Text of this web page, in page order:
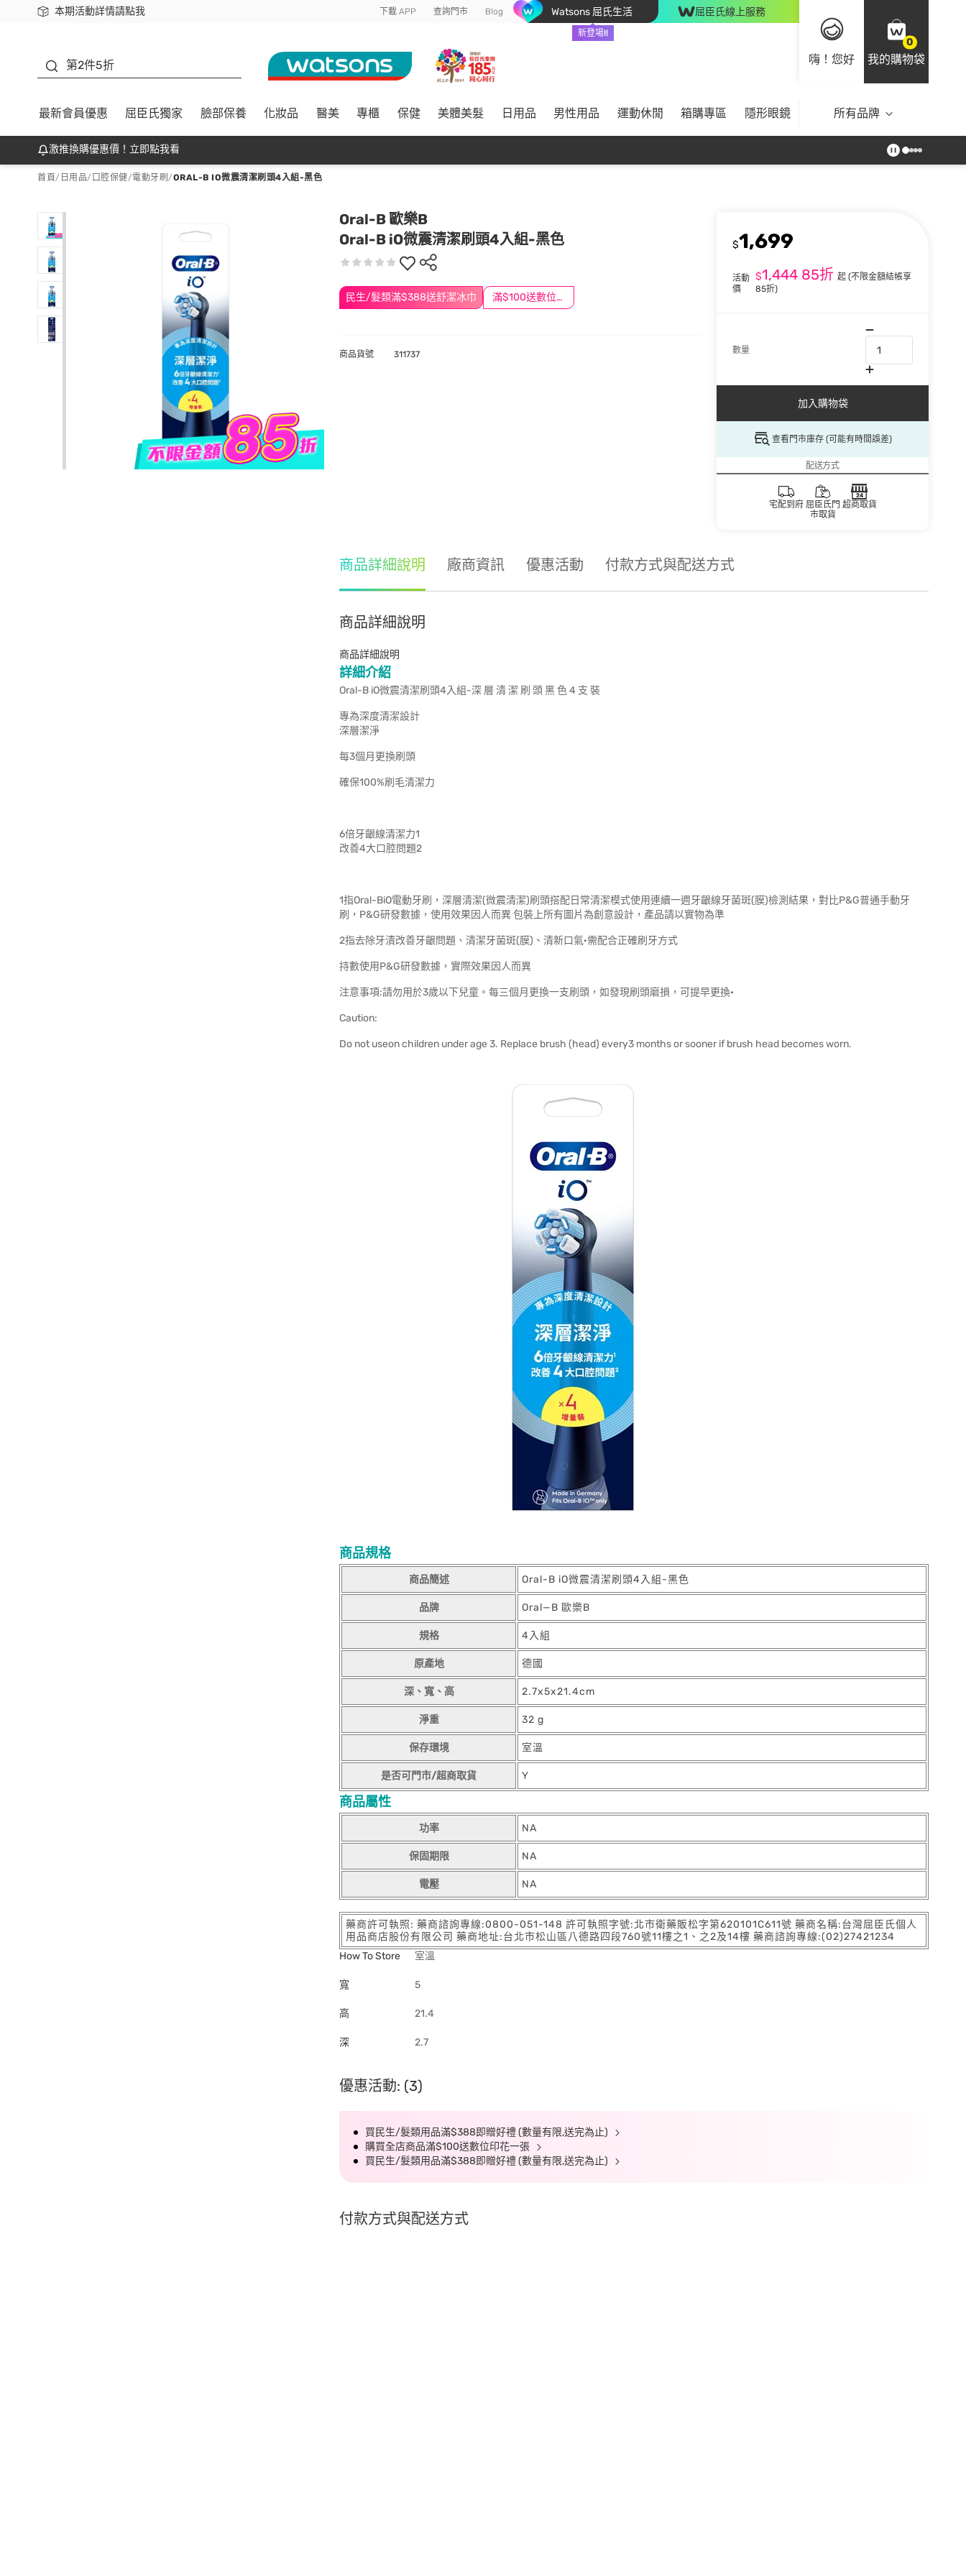
本期活動詳情請點我
下載app最高回饋$350 下載 APP 查詢門市 Blog Watsons 屈氏生活
新登場!!
屈臣氏線上服務
嗨！您好
0
我的購物袋
第2件5折
最新會員優惠 屈臣氏獨家 臉部保養 化妝品 醫美 專櫃 保健 美體美髮 日用品 男性用品 運動休閒 箱購專區 隱形眼鏡 所有品牌
激推換購優惠價！立即點我看
首頁/ 日用品/ 口腔保健/電動牙刷 /ORAL-B IO微震清潔刷頭4入組-黑色
Oral-B 歐樂B
Oral-B iO微震清潔刷頭4入組-黑色
民生/髮類滿$388送舒潔冰巾 滿$100送數位印花
$1,699
活動
價
$1,44485折 起 (不限金額結帳享
85折)
數量
加入購物袋
查看門市庫存 (可能有時間誤差)
配送方式
宅配到府 屈臣氏門
市取貨
超商取貨
商品貨號 311737
商品詳細說明 廠商資訊 優惠活動 付款方式與配送方式
商品詳細說明
商品詳細說明
詳細介紹
Oral-B iO微震清潔刷頭4入組-深 層 清 潔 刷 頭 黑 色 4 支 裝
專為深度清潔設計
深層潔淨
每3個月更換刷頭
確保100%刷毛清潔力
6倍牙齦線清潔力1
改善4大口腔問題2
1指Oral-BiO電動牙刷，深層清潔(微震清潔)刷頭搭配日常清潔模式使用連續一週牙齦線牙菌斑(膜)檢測結果，對比P&G普通手動牙
刷，P&G研發數據，使用效果因人而異 包裝上所有圖片為創意設計，產品請以實物為準
2指去除牙漬改善牙齦問題、清潔牙菌斑(膜)、清新口氣·需配合正確刷牙方式
持數使用P&G研發數據，實際效果因人而異
注意事項:請勿用於3歲以下兒童。每三個月更換一支刷頭，如發現刷頭磨損，可提早更換·
Caution:
Do not useon children under age 3. Replace brush (head) every3 months or sooner if brush head becomes worn.
商品規格
商品簡述 Oral-B iO微震清潔刷頭4入組-黑色
品牌 Oral—B 歐樂B
規格 4入組
原產地 德國
深、寬、高 2.7x5x21.4cm
淨重 32 g
保存環境 室溫
是否可門市/超商取貨 Y
商品屬性
功率 NA
保固期限 NA
電壓 NA
藥商許可執照: 藥商諮詢專線:0800-051-148 許可執照字號:北市衛藥販松字第620101C611號 藥商名稱:台灣屈臣氏個人
用品商店股份有限公司 藥商地址:台北市松山區八德路四段760號11樓之1、之2及14樓 藥商諮詢專線:(02)27421234
How To Store
室溫
寬 5
高 21.4
深 2.7
優惠活動: (3)
買民生/髮類用品滿$388即贈好禮 (數量有限,送完為止)
購買全店商品滿$100送數位印花一張
買民生/髮類用品滿$388即贈好禮 (數量有限,送完為止)
付款方式與配送方式